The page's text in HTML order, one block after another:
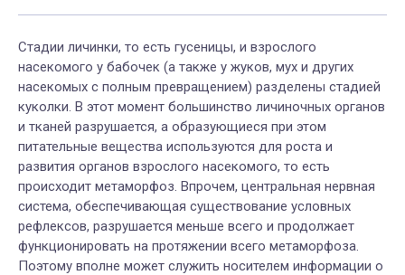
Стадии личинки, то есть гусеницы, и взрослого
насекомого у бабочек (а также у жуков, мух и других
насекомых с полным превращением) разделены стадией
куколки. В этот момент большинство личиночных органов
и тканей разрушается, а образующиеся при этом
питательные вещества используются для роста и
развития органов взрослого насекомого, то есть
происходит метаморфоз. Впрочем, центральная нервная
система, обеспечивающая существование условных
рефлексов, разрушается меньше всего и продолжает
функционировать на протяжении всего метаморфоза.
Поэтому вполне может служить носителем информации о